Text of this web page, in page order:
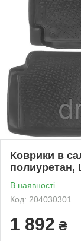
Коврики в
полиуретан,
В наявності
Код: 204030301
1 892 ₴